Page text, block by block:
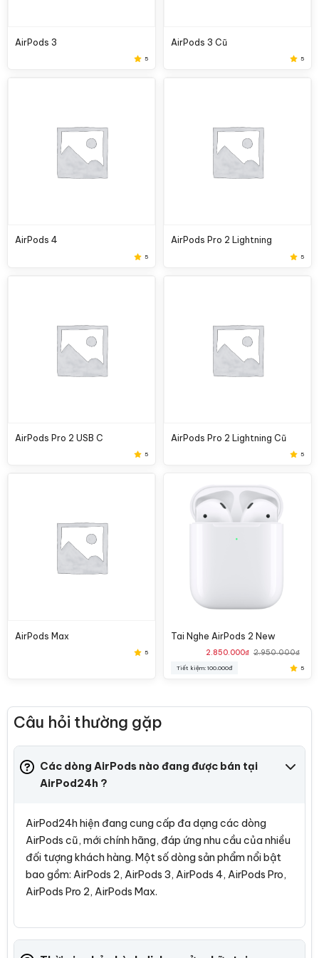
AirPods 3
5
AirPods 3 Cũ
5
AirPods 4
5
AirPods Pro 2 Lightning
5
AirPods Pro 2 USB C
5
AirPods Pro 2 Lightning Cũ
5
AirPods Max
5
Tai Nghe AirPods 2 New
2.950.000₫
Giá gốc là: 2.950.000₫.
2.850.000₫
Giá hiện tại là: 2.850.000₫.
Tiết kiệm: 100.000đ 5
Câu hỏi thường gặp
Các dòng AirPods nào đang được bán tại
AirPod24h ?
AirPod24h hiện đang cung cấp đa dạng các dòng
AirPods cũ, mới chính hãng, đáp ứng nhu cầu của nhiều
đối tượng khách hàng. Một số dòng sản phẩm nổi bật
bao gồm: AirPods 2, AirPods 3, AirPods 4, AirPods Pro,
AirPods Pro 2, AirPods Max.
Tìm kiếm nhanh